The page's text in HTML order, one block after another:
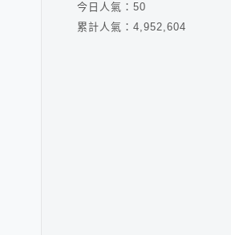
今日人氣： 50
累計人氣： 4,952,604